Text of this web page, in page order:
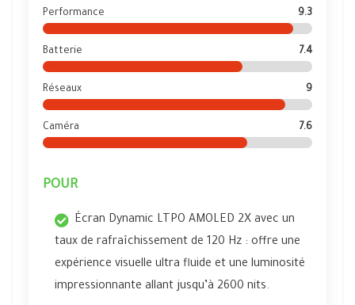
Performance 9.3
Batterie 7.4
Réseaux 9
Caméra 7.6
POUR
Écran Dynamic LTPO AMOLED 2X avec un
taux de rafraîchissement de 120 Hz : offre une
expérience visuelle ultra fluide et une luminosité
impressionnante allant jusqu’à 2600 nits.